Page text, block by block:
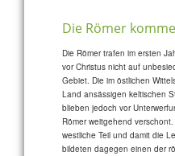
Die Römer
Die Römer trafen im ersten
vor Christus nicht auf
Gebiet. Die im östlichen
Land ansässigen keltischen
blieben jedoch vor
Römer weitgehend
westliche Teil und damit die
bildeten dagegen einen der